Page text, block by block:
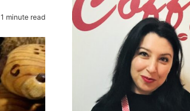
1 minute read